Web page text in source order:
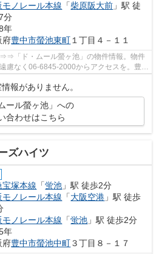
モノレール本線 「柴原阪大前 」駅 徒
分
年
府豊中市螢池東町１丁目４－１１
「ド・ムール螢ヶ池」の物件情報。物件
慮なく06-6845-2000からアクセスを。豊中
報がありません。
ール螢ヶ池」への
合わせはこちら
ズハイツ
宝塚本線 「蛍池 」駅 徒歩2分
モノレール本線 「大阪空港 」駅 徒歩
モノレール本線 「蛍池 」駅 徒歩2分
年
府豊中市螢池中町３丁目８－１７